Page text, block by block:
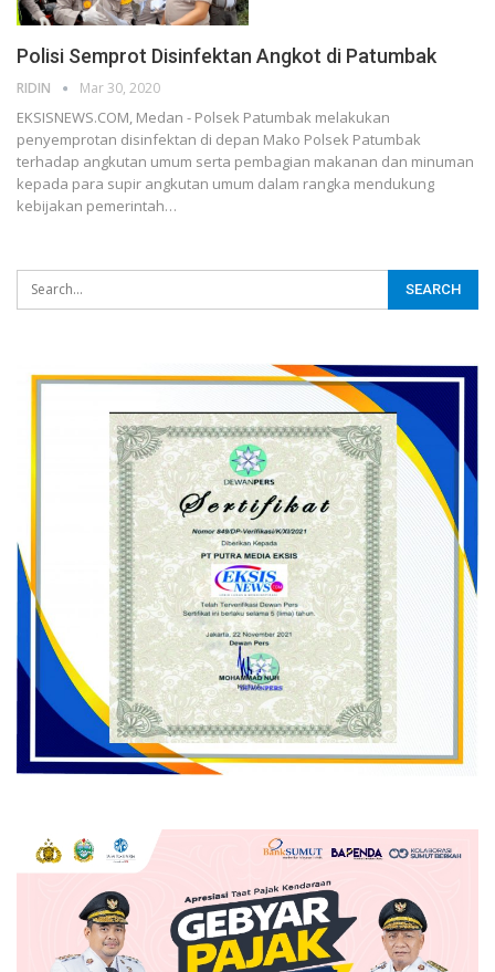
Polisi Semprot Disinfektan Angkot di Patumbak
RIDIN Mar 30, 2020
EKSISNEWS.COM, Medan - Polsek Patumbak melakukan
penyemprotan disinfektan di depan Mako Polsek Patumbak
terhadap angkutan umum serta pembagian makanan dan minuman
kepada para supir angkutan umum dalam rangka mendukung
kebijakan pemerintah…